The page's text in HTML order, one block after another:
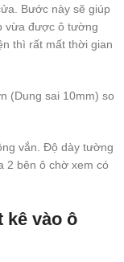
Bước này sẽ giúp
vừa được ô tường
thì rất mất thời gian
(Dung sai 10mm) so
vắn. Độ dày tường
2 bên ô chờ xem có
kê vào ô